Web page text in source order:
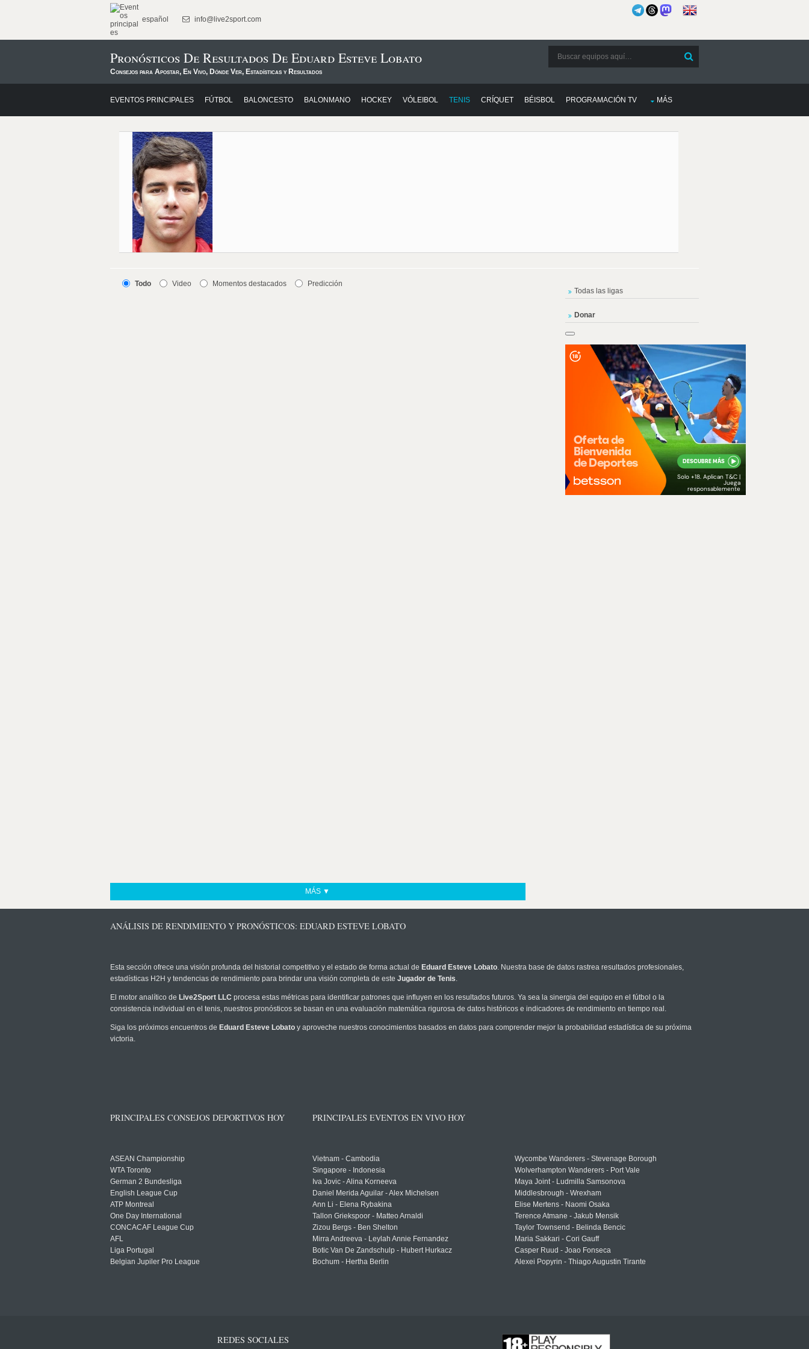
español info@live2sport.com
Pronósticos De Resultados De Eduard Esteve Lobato
Consejos para Apostar, En Vivo, Dónde Ver, Estadísticas y Resultados
EVENTOS PRINCIPALES FÚTBOL BALONCESTO BALONMANO HOCKEY VÓLEIBOL TENIS CRÍQUET BÉISBOL PROGRAMACIÓN TV MÁS
Todo Video Momentos destacados Predicción
MÁS ▼
Todas las ligas
Donar
ANÁLISIS DE RENDIMIENTO Y PRONÓSTICOS: EDUARD ESTEVE LOBATO
Esta sección ofrece una visión profunda del historial competitivo y el estado de forma actual de Eduard Esteve Lobato. Nuestra base de datos rastrea resultados profesionales,
estadísticas H2H y tendencias de rendimiento para brindar una visión completa de este Jugador de Tenis.
El motor analítico de Live2Sport LLC procesa estas métricas para identificar patrones que influyen en los resultados futuros. Ya sea la sinergia del equipo en el fútbol o la
consistencia individual en el tenis, nuestros pronósticos se basan en una evaluación matemática rigurosa de datos históricos e indicadores de rendimiento en tiempo real.
Siga los próximos encuentros de Eduard Esteve Lobato y aproveche nuestros conocimientos basados en datos para comprender mejor la probabilidad estadística de su próxima
victoria.
PRINCIPALES CONSEJOS DEPORTIVOS HOY
ASEAN Championship
WTA Toronto
German 2 Bundesliga
English League Cup
ATP Montreal
One Day International
CONCACAF League Cup
AFL
Liga Portugal
Belgian Jupiler Pro League
PRINCIPALES EVENTOS EN VIVO HOY
Vietnam - Cambodia
Singapore - Indonesia
Iva Jovic - Alina Korneeva
Daniel Merida Aguilar - Alex Michelsen
Ann Li - Elena Rybakina
Tallon Griekspoor - Matteo Arnaldi
Zizou Bergs - Ben Shelton
Mirra Andreeva - Leylah Annie Fernandez
Botic Van De Zandschulp - Hubert Hurkacz
Bochum - Hertha Berlin
Wycombe Wanderers - Stevenage Borough
Wolverhampton Wanderers - Port Vale
Maya Joint - Ludmilla Samsonova
Middlesbrough - Wrexham
Elise Mertens - Naomi Osaka
Terence Atmane - Jakub Mensik
Taylor Townsend - Belinda Bencic
Maria Sakkari - Cori Gauff
Casper Ruud - Joao Fonseca
Alexei Popyrin - Thiago Augustin Tirante
REDES SOCIALES